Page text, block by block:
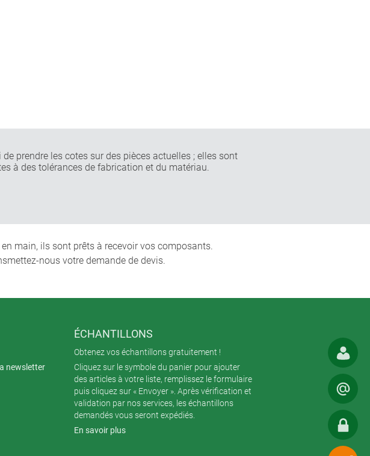
de prendre les cotes sur des pièces actuelles ; elles sont
à des tolérances de fabrication et du matériau.
main, ils sont prêts à recevoir vos composants.
nous votre demande de devis.
newsletter
ÉCHANTILLONS
Obtenez vos échantillons gratuitement !
Cliquez sur le symbole du panier pour ajouter
des articles à votre liste, remplissez le formulaire
puis cliquez sur « Envoyer ». Après vérification et
validation par nos services, les échantillons
demandés vous seront expédiés.
En savoir plus